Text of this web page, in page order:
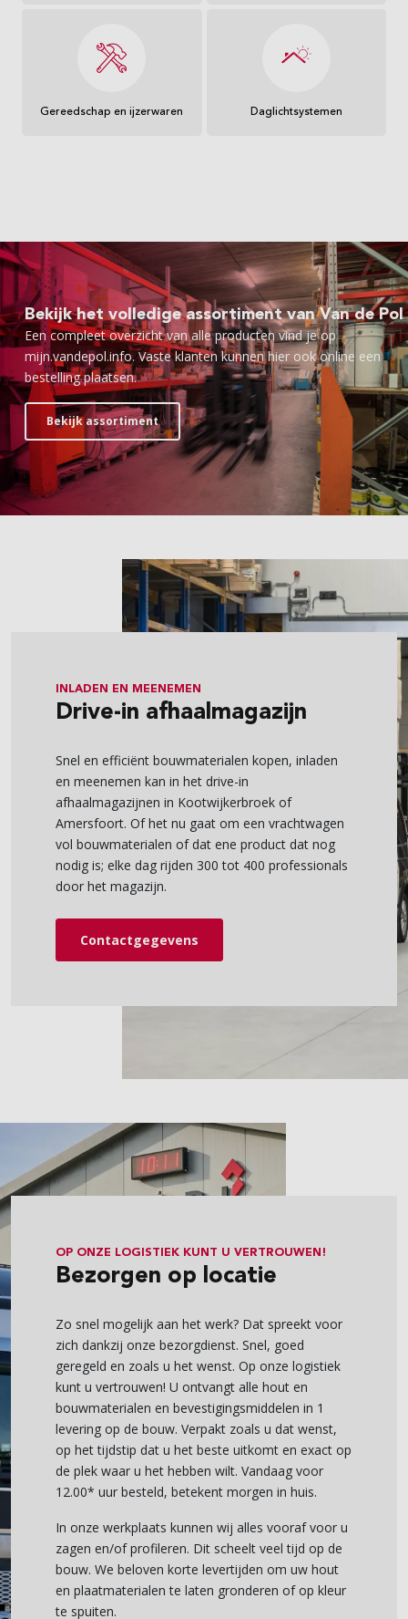
Gereedschap en ijzerwaren Daglichtsystemen
Bekijk het volledige assortiment van Van de Pol
Een compleet overzicht van alle producten vind je op
mijn.vandepol.info. Vaste klanten kunnen hier ook online een
bestelling plaatsen.
Bekijk assortiment
INLADEN EN MEENEMEN
Drive-in afhaalmagazijn
Snel en efficiënt bouwmaterialen kopen, inladen
en meenemen kan in het drive-in
afhaalmagazijnen in Kootwijkerbroek of
Amersfoort. Of het nu gaat om een vrachtwagen
vol bouwmaterialen of dat ene product dat nog
nodig is; elke dag rijden 300 tot 400 professionals
door het magazijn.
Contactgegevens
OP ONZE LOGISTIEK KUNT U VERTROUWEN!
Bezorgen op locatie
Zo snel mogelijk aan het werk? Dat spreekt voor
zich dankzij onze bezorgdienst. Snel, goed
geregeld en zoals u het wenst. Op onze logistiek
kunt u vertrouwen! U ontvangt alle hout en
bouwmaterialen en bevestigingsmiddelen in 1
levering op de bouw. Verpakt zoals u dat wenst,
op het tijdstip dat u het beste uitkomt en exact op
de plek waar u het hebben wilt. Vandaag voor
12.00* uur besteld, betekent morgen in huis.
In onze werkplaats kunnen wij alles vooraf voor u
zagen en/of profileren. Dit scheelt veel tijd op de
bouw. We beloven korte levertijden om uw hout
en plaatmaterialen te laten gronderen of op kleur
te spuiten.